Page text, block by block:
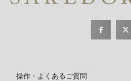
操作・よくあるご質問